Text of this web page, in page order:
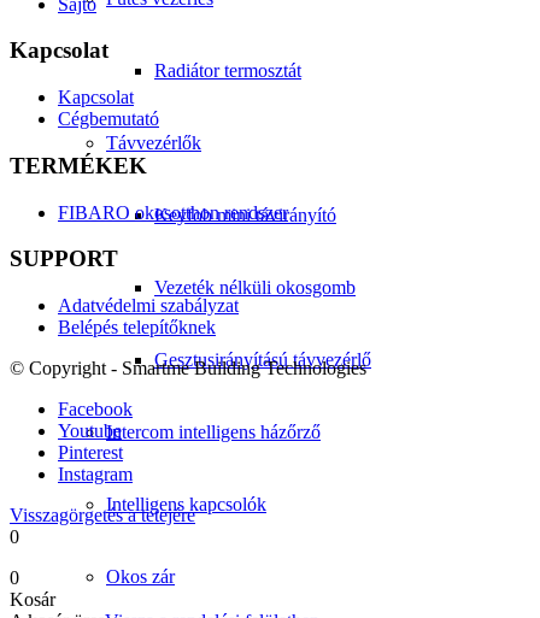
Radiátor termosztát
Távvezérlők
Keyfob mini távirányító
Vezeték nélküli okosgomb
Gesztusirányítású távvezérlő
Intercom intelligens házőrző
Intelligens kapcsolók
Okos zár
Kapcsolat
Kapcsolat
Cégbemutató
TERMÉKEK
FIBARO okosotthon rendszer
SUPPORT
Adatvédelmi szabályzat
Belépés telepítőknek
© Copyright - Smartme Building Technologies
Facebook
Youtube
Pinterest
Instagram
Visszagörgetés a tetejére
0
0
Kosár